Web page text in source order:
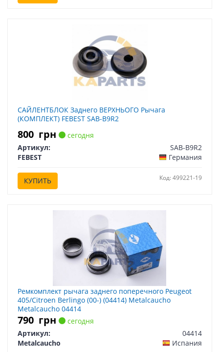
САЙЛЕНТБЛОК Заднего ВЕРХНЬОГО Рычага
(КОМПЛЕКТ) FEBEST SAB-B9R2
800 грн
сегодня
Артикул:
SAB-B9R2
FEBEST
Германия
КУПИТЬ Код: 499221-19
Ремкомплект рычага заднего поперечного Peugeot
405/Citroen Berlingo (00-) (04414) Metalcaucho
Metalcaucho 04414
790 грн
сегодня
Артикул:
04414
Metalcaucho
Испания